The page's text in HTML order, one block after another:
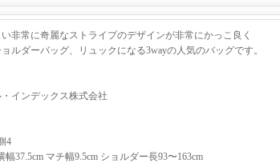
非常に奇麗なストライプのデザインが非常にかっこ良く
ルダーバッグ、リュックになる3wayの人気のバッグです。
インデックス株式会社
4
幅37.5cm マチ幅9.5cm ショルダー長93〜163cm